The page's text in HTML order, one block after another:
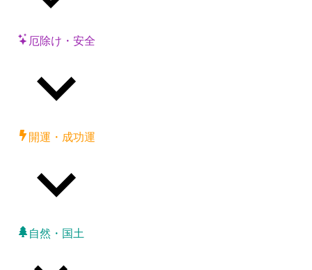
厄除け・安全
開運・成功運
自然・国土